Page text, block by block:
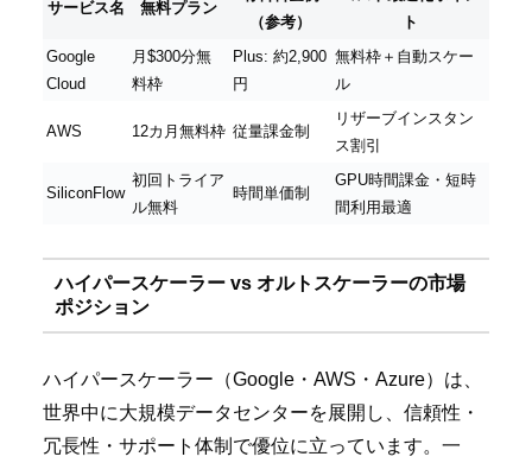
サービス名 無料プラン
（参考）
ト
Google
Cloud
月$300分無
料枠
Plus: 約2,900
円
無料枠＋自動スケー
ル
AWS 12カ月無料枠 従量課金制
リザーブインスタン
ス割引
SiliconFlow
初回トライア
ル無料
時間単価制
GPU時間課金・短時
間利用最適
ハイパースケーラー vs オルトスケーラーの市場
ポジション
ハイパースケーラー（Google・AWS・Azure）は、
世界中に大規模データセンターを展開し、信頼性・
冗長性・サポート体制で優位に立っています。一